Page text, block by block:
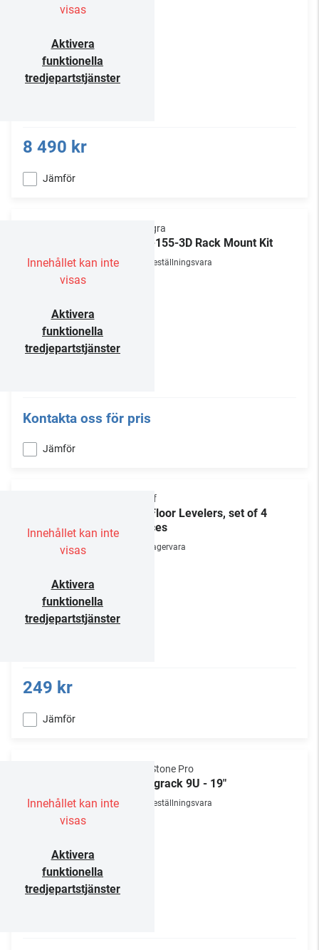
visas
Aktivera
funktionella
tredjepartstjänster
8 490 kr
Jämför
Innehållet kan inte
visas
Aktivera
funktionella
tredjepartstjänster
Integra
IRK-155-3D Rack Mount Kit
Beställningsvara
Kontakta oss för pris
Jämför
Innehållet kan inte
visas
Aktivera
funktionella
tredjepartstjänster
Chief
FL Floor Levelers, set of 4
pieces
Lagervara
249 kr
Jämför
Innehållet kan inte
visas
Aktivera
funktionella
tredjepartstjänster
NorStone Pro
Väggrack 9U - 19"
Beställningsvara